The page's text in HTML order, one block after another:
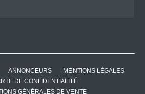
ANNONCEURS
MENTIONS LÉGALES
DE CONFIDENTIALITÉ
GÉNÉRALES DE VENTE